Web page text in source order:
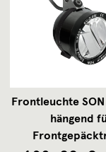
Frontleuchte
hängend